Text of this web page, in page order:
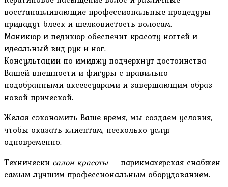
восстанавливающие профессиональные процедуры
придадут блеск и шелковистость волосам.
Маникюр и педикюр обеспечит красоту ногтей и
идеальный вид рук и ног.
Консультации по имиджу подчеркнут достоинства
Вашей внешности и фигуры с правильно
подобранными аксессуарами и завершающим образ
новой прической.
Желая сэкономить Ваше время, мы создаем условия,
чтобы оказать клиентам, несколько услуг
одновременно.
Технически салон красоты— парикмахерская снабжен
самым лучшим профессиональным оборудованием.